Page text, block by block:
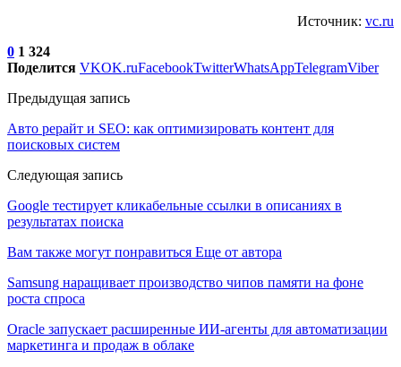
Источник: vc.ru
0 1 324
Поделится VKOK.ruFacebookTwitterWhatsAppTelegramViber
Предыдущая запись
Авто рерайт и SEO: как оптимизировать контент для
поисковых систем
Следующая запись
Google тестирует кликабельные ссылки в описаниях в
результатах поиска
Вам также могут понравиться Еще от автора
Samsung наращивает производство чипов памяти на фоне
роста спроса
Oracle запускает расширенные ИИ‑агенты для автоматизации
маркетинга и продаж в облаке